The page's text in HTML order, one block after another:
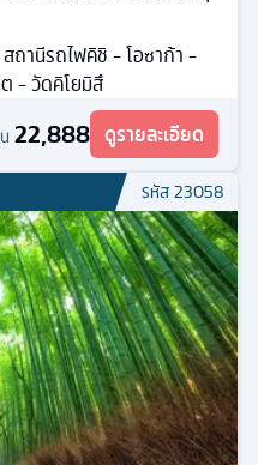
ถานีรถไฟคิชิ - โอซาก้า -
ต - วัดคิโยมิสึ
22,888 ดูรายละเอียด
รหัส23058